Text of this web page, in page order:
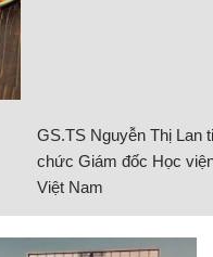
GS.TS Nguyễn Thị Lan
chức Giám đốc Học
Việt Nam